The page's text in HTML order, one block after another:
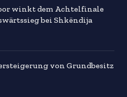
winkt dem Achtelfinale
bei Shkëndija
von Grundbesitz